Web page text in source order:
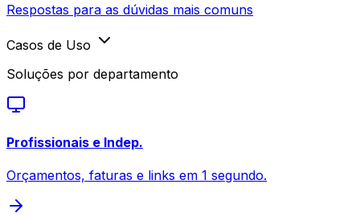
Respostas para as dúvidas mais comuns
Casos de Uso
Soluções por departamento
Profissionais e Indep.
Orçamentos, faturas e links em 1 segundo.